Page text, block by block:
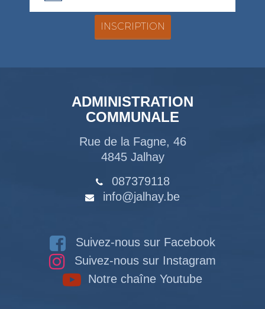
ADMINISTRATION
COMMUNALE
Rue de la Fagne, 46
4845 Jalhay
087379118
info@jalhay.be
Suivez-nous sur Facebook
Suivez-nous sur Instagram
Notre chaîne Youtube